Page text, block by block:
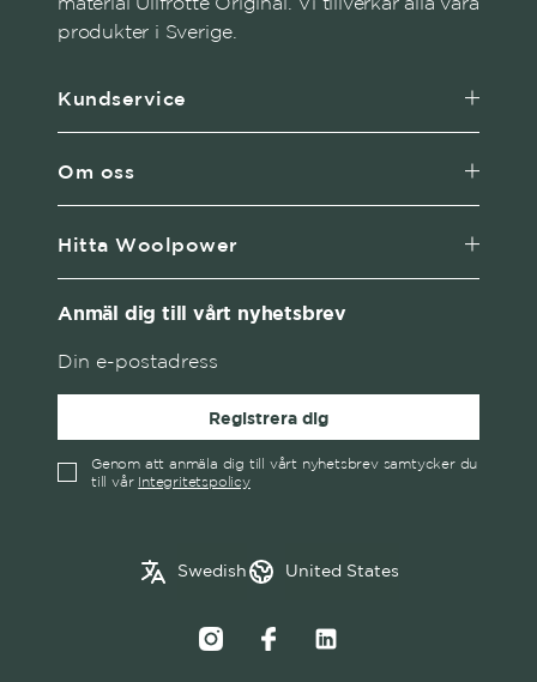
produkter i Sverige.
Kundservice
Om oss
Hitta Woolpower
Anmäl dig till vårt nyhetsbrev
Registrera dig
Genom att anmäla dig till vårt nyhetsbrev samtycker du
till vår Integritetspolicy
Swedish
✓
Swedish
United States
Belgium
Croatia